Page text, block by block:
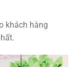
khách hàng